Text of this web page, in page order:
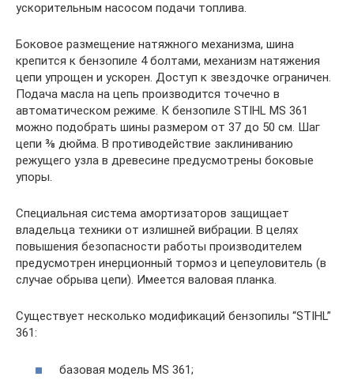
ускорительным насосом подачи топлива.
Боковое размещение натяжного механизма, шина
крепится к бензопиле 4 болтами, механизм натяжения
цепи упрощен и ускорен. Доступ к звездочке ограничен.
Подача масла на цепь производится точечно в
автоматическом режиме. К бензопиле STIHL MS 361
можно подобрать шины размером от 37 до 50 см. Шаг
цепи ⅜ дюйма. В противодействие заклиниванию
режущего узла в древесине предусмотрены боковые
упоры.
Специальная система амортизаторов защищает
владельца техники от излишней вибрации. В целях
повышения безопасности работы производителем
предусмотрен инерционный тормоз и цепеуловитель (в
случае обрыва цепи). Имеется валовая планка.
Существует несколько модификаций бензопилы “STIHL”
361:
базовая модель MS 361;